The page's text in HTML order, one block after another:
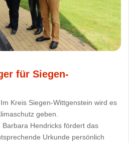
für Siegen-
Kreis Siegen-Wittgenstein wird es
geben.
Hendricks fördert das
Urkunde persönlich